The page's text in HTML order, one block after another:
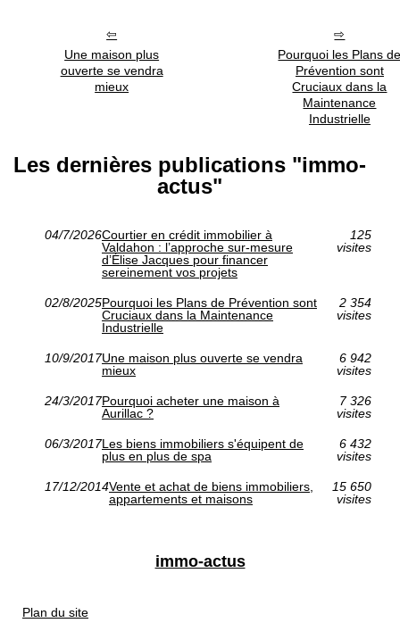
Une maison plus
ouverte se vendra
mieux
Pourquoi les Plans
Prévention sont
Cruciaux dans la
Maintenance
Industrielle
Les dernières publications "immo-
actus"
04/7/2026Courtier en crédit immobilier à
Valdahon : l’approche sur‑mesure
d’Élise Jacques pour financer
sereinement vos projets
125
visites
02/8/2025Pourquoi les Plans de Prévention sont
Cruciaux dans la Maintenance
Industrielle
2 354
visites
10/9/2017Une maison plus ouverte se vendra
mieux
6 942
visites
24/3/2017Pourquoi acheter une maison à
Aurillac ?
7 326
visites
06/3/2017Les biens immobiliers s'équipent de
plus en plus de spa
6 432
visites
17/12/2014Vente et achat de biens immobiliers,
appartements et maisons
15 650
visites
immo-actus
Plan du site